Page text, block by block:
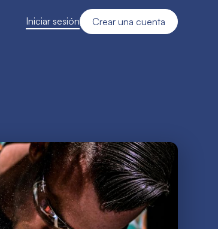
Iniciar sesión Crear una cuenta